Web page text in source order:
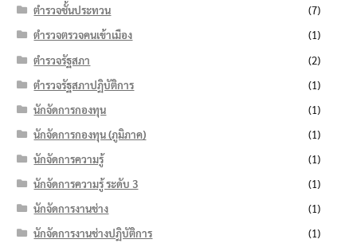
ตำรวจชั้นประทวน
(7)
ตำรวจตรวจคนเข้าเมือง
(1)
ตำรวจรัฐสภา
(2)
ตำรวจรัฐสภาปฏิบัติการ
(1)
นักจัดการกองทุน
(1)
นักจัดการกองทุน (ภูมิภาค)
(1)
นักจัดการความรู้
(1)
นักจัดการความรู้ ระดับ 3
(1)
นักจัดการงานช่าง
(1)
นักจัดการงานช่างปฏิบัติการ
(1)